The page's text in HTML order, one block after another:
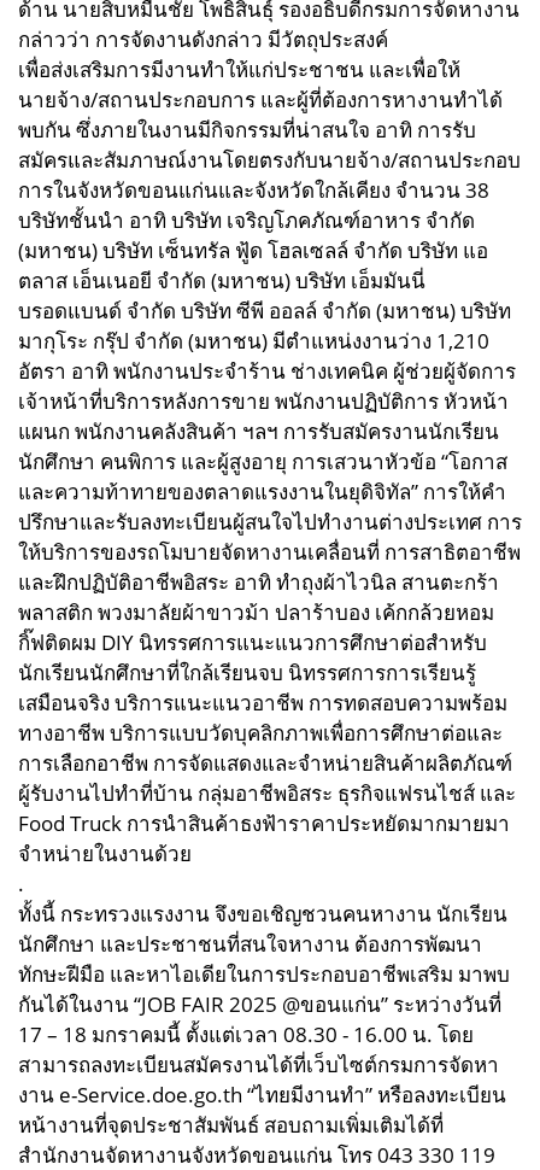
ด้าน นายสิบหมื่นชัย โพธิสินธุ์ รองอธิบดีกรมการจัดหางาน
กล่าวว่า การจัดงานดังกล่าว มีวัตถุประสงค์
เพื่อส่งเสริมการมีงานทำให้แก่ประชาชน และเพื่อให้
นายจ้าง/สถานประกอบการ และผู้ที่ต้องการหางานทำได้
พบกัน ซึ่งภายในงานมีกิจกรรมที่น่าสนใจ อาทิ การรับ
สมัครและสัมภาษณ์งานโดยตรงกับนายจ้าง/สถานประกอบ
การในจังหวัดขอนแก่นและจังหวัดใกล้เคียง จำนวน 38
บริษัทชั้นนำ อาทิ บริษัท เจริญโภคภัณฑ์อาหาร จำกัด
(มหาชน) บริษัท เซ็นทรัล ฟู้ด โฮลเซลล์ จำกัด บริษัท แอ
ตลาส เอ็นเนอยี จำกัด (มหาชน) บริษัท เอ็มมันนี่
บรอดแบนด์ จำกัด บริษัท ซีพี ออลล์ จำกัด (มหาชน) บริษัท
มากุโระ กรุ๊ป จำกัด (มหาชน) มีตำแหน่งงานว่าง 1,210
อัตรา อาทิ พนักงานประจำร้าน ช่างเทคนิค ผู้ช่วยผู้จัดการ
เจ้าหน้าที่บริการหลังการขาย พนักงานปฏิบัติการ หัวหน้า
แผนก พนักงานคลังสินค้า ฯลฯ การรับสมัครงานนักเรียน
นักศึกษา คนพิการ และผู้สูงอายุ การเสวนาหัวข้อ “โอกาส
และความท้าทายของตลาดแรงงานในยุดิจิทัล” การให้คำ
ปรึกษาและรับลงทะเบียนผู้สนใจไปทำงานต่างประเทศ การ
ให้บริการของรถโมบายจัดหางานเคลื่อนที่ การสาธิตอาชีพ
และฝึกปฏิบัติอาชีพอิสระ อาทิ ทำถุงผ้าไวนิล สานตะกร้า
พลาสติก พวงมาลัยผ้าขาวม้า ปลาร้าบอง เค้กกล้วยหอม
กิ๊ฟติดผม DIY นิทรรศการแนะแนวการศึกษาต่อสำหรับ
นักเรียนนักศึกษาที่ใกล้เรียนจบ นิทรรศการการเรียนรู้
เสมือนจริง บริการแนะแนวอาชีพ การทดสอบความพร้อม
ทางอาชีพ บริการแบบวัดบุคลิกภาพเพื่อการศึกษาต่อและ
การเลือกอาชีพ การจัดแสดงและจำหน่ายสินค้าผลิตภัณฑ์
ผู้รับงานไปทำที่บ้าน กลุ่มอาชีพอิสระ ธุรกิจแฟรนไชส์ และ
Food Truck การนำสินค้าธงฟ้าราคาประหยัดมากมายมา
จำหน่ายในงานด้วย
.
ทั้งนี้ กระทรวงแรงงาน จึงขอเชิญชวนคนหางาน นักเรียน
นักศึกษา และประชาชนที่สนใจหางาน ต้องการพัฒนา
ทักษะฝีมือ และหาไอเดียในการประกอบอาชีพเสริม มาพบ
กันได้ในงาน “JOB FAIR 2025 @ขอนแก่น” ระหว่างวันที่
17 – 18 มกราคมนี้ ตั้งแต่เวลา 08.30 - 16.00 น. โดย
สามารถลงทะเบียนสมัครงานได้ที่เว็บไซต์กรมการจัดหา
งาน e-Service.doe.go.th “ไทยมีงานทำ” หรือลงทะเบียน
หน้างานที่จุดประชาสัมพันธ์ สอบถามเพิ่มเติมได้ที่
สำนักงานจัดหางานจังหวัดขอนแก่น โทร 043 330 119